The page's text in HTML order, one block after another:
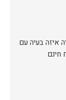
איזה בעיה עם
חינם